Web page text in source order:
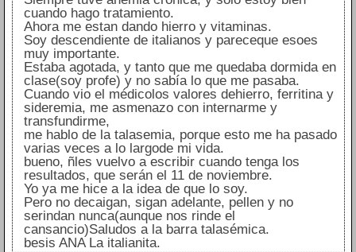
cuando hago tratamiento.
Ahora me estan dando hierro y vitaminas.
Soy descendiente de italianos y pareceque esoes
muy importante.
Estaba agotada, y tanto que me quedaba dormida en
clase(soy profe) y no sabía lo que me pasaba.
Cuando vio el médicolos valores dehierro, ferritina y
sideremia, me asmenazo con internarme y
transfundirme,
me hablo de la talasemia, porque esto me ha pasado
varias veces a lo largode mi vida.
bueno, ñles vuelvo a escribir cuando tenga los
resultados, que serán el 11 de noviembre.
Yo ya me hice a la idea de que lo soy.
Pero no decaigan, sigan adelante, pellen y no
serindan nunca(aunque nos rinde el
cansancio)Saludos a la barra talasémica.
besis ANA La italianita.